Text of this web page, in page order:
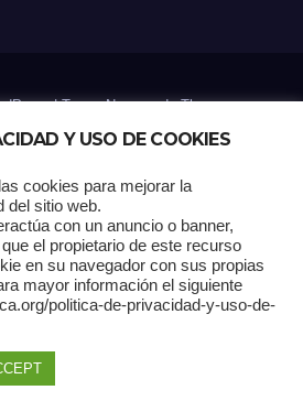
|Tema: Newsup deThemeansar
Contactos Documental Gracias !
de ejemplo Pagina Principal Pago
Y USO DE COOKIES
cookies para mejorar la
del sitio web.
con un anuncio o banner,
el propietario de este recurso
en su navegador con sus propias
mayor información el siguiente
politica-de-privacidad-y-uso-de-